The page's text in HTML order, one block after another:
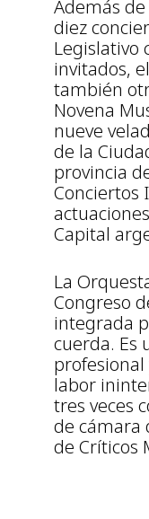
Además
diez
Legislativo
invitados,
también
Novena
nueve
de la
provincia
Conciertos
Capital
La
Congreso
integrada
cuerda. Es
profesional
labor
tres veces
de cámara
de Críticos